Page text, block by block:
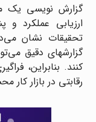
گزارش نویسی یک
ارزیابی عملکرد و
گزارشهای دقیق
کنند. بنابراین،
رقابتی در بازار